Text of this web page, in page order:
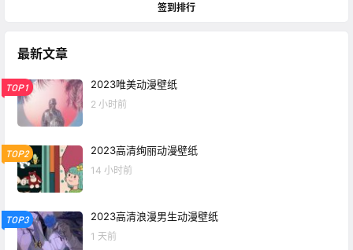
签到排行
最新文章
TOP1 2023唯美动漫壁纸
2 小时前
TOP2 2023高清绚丽动漫壁纸
14 小时前
TOP3 2023高清浪漫男生动漫壁纸
1 天前